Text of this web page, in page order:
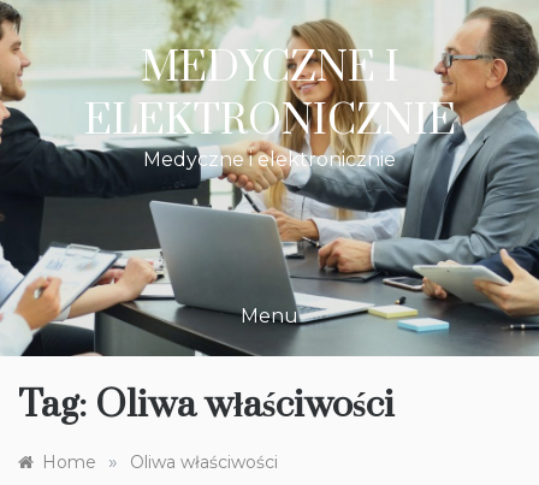
Skip
to
content
MEDYCZNE I
ELEKTRONICZNIE
Medyczne i elektronicznie
Menu
Tag: Oliwa właściwości
Home » Oliwa właściwości